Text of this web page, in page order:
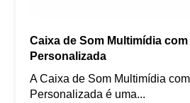
Caixa de Som Multimídia
Personalizada
A Caixa de Som Multimídia
Personalizada é uma...